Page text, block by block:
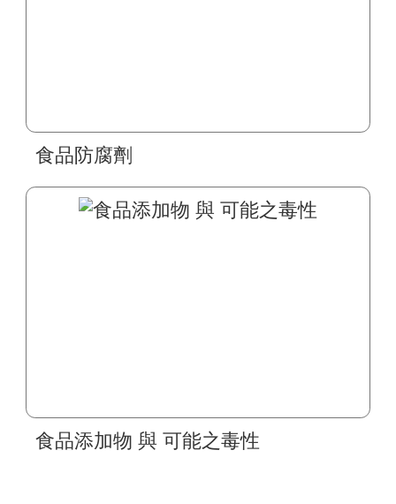
食品防腐劑
食品添加物 與 可能之毒性